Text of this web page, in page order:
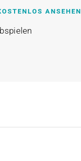
ANSEHEN